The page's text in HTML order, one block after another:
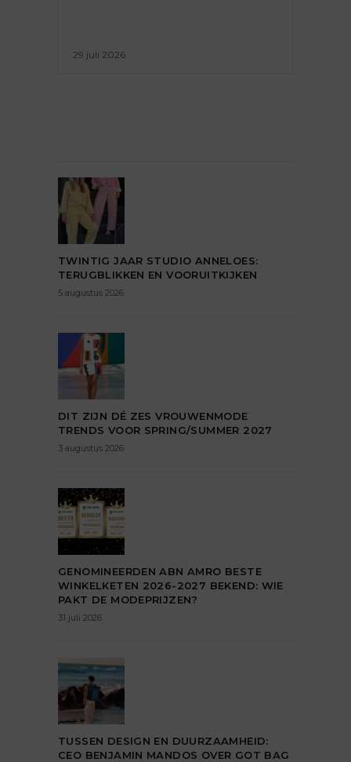
29 juli 2026
TWINTIG JAAR STUDIO ANNELOES:
TERUGBLIKKEN EN VOORUITKIJKEN
5 augustus 2026
DIT ZIJN DÉ ZES VROUWENMODE
TRENDS VOOR SPRING/SUMMER 2027
3 augustus 2026
GENOMINEERDEN ABN AMRO BESTE
WINKELKETEN 2026-2027 BEKEND: WIE
PAKT DE MODEPRIJZEN?
31 juli 2026
TUSSEN DESIGN EN DUURZAAMHEID:
CEO BENJAMIN MANDOS OVER GOT BAG